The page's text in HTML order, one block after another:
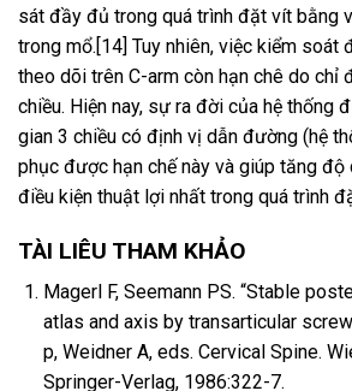
sát đầy đủ trong quá trình đặt vít bằng
trong mổ.[14] Tuy nhiên, việc kiểm soát
theo dõi trên C-arm còn hạn chê do chỉ
chiều. Hiện nay, sự ra đời của hệ thống
gian 3 chiều có định vị dẫn đường (hệ
phục được hạn chế này và giúp tăng độ
điều kiện thuật lợi nhất trong quá trình
TÀI LIÊU THAM KHẢO
Magerl F, Seemann PS. “Stable
atlas and axis by transarticular
p, Weidner A, eds. Cervical Spine.
Springer-Verlag, 1986:322-7.